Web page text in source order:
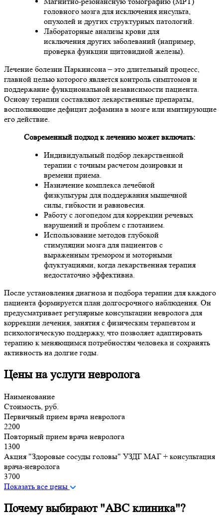
головного мозга для исключения инсульта,
опухолей и других структурных патологий.
Лабораторные анализы крови для
исключения других заболеваний (например,
проверка функции щитовидной железы).
Лечение болезни Паркинсона – это длительный процесс,
главной целью которого является контроль симптомов и
поддержание функциональной независимости пациента.
Основу терапии составляют лекарственные препараты,
восполняющие дефицит дофамина в мозге или имитирующие
его действие.
Современный подход к лечению может включать:
Индивидуальный подбор лекарственной
терапии с точным расчетом дозировки и
времени приема.
Назначение комплекса лечебной
физкультуры для поддержания мышечной
силы, гибкости и равновесия.
Работу с логопедом для коррекции речевых
нарушений и проблем с глотанием.
Использование методов глубокой
стимуляции мозга для пациентов с
выраженным тремором и моторными
флуктуациями, когда лекарственная терапия
недостаточно эффективна.
После установления диагноза и подбора терапии для каждого
пациента формируется план долгосрочного наблюдения. Он
предусматривает регулярные консультации невролога для
коррекции лечения, занятия с физическим терапевтом и
психологическую поддержку, что позволяет адаптировать
терапию к меняющимся потребностям человека и сохранять
активность на долгие годы.
Цены на услуги невролога
Наименование
Стоимость, руб.
Первичный прием врача невролога
2200
Повторный прием врача невролога
1300
Акция "Здоровые сосуды головы" УЗДГ МАГ + консультация
врача-невролога
3700
Показать все цены
Почему выбирают "ABC клиника"?